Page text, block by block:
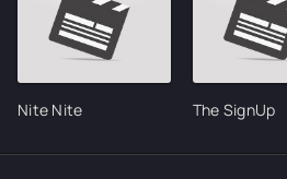
Nite Nite The SignUp